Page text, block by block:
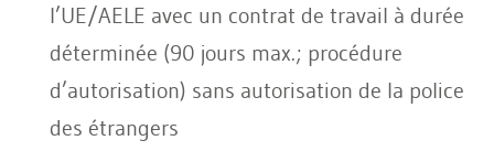
l’UE/AELE avec un contrat de travail à durée
déterminée (90 jours max.; procédure
d’autorisation) sans autorisation de la police
des étrangers